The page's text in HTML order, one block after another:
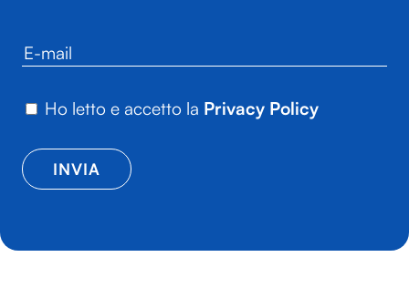
Ho letto e accetto la Privacy Policy